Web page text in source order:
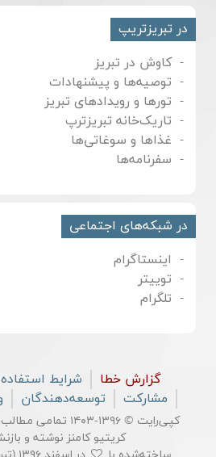
در تبریزتریپ
کاوش در تبریز
توصیه‌ها و پیشنهادات
تورها و رویدادهای تبریز
تاریک‌خانه تبریزترپ
غذاها و سوغاتی‌ها
سفرنامه‌ها
در شبکه‌های اجتماعی
اینستاگرام
توییتر
تلگرام
گزارش خطا شرایط استفاده
مشارکت
توسعه‌دهندگان
کپی‌رایت © ۱۳۹۶-۱۴۰۳ تمامی مطالب تبریزتریپ تحت پروانه
کریتیو کامنز نوشته و